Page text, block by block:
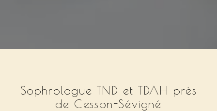
Sophrologue TND et TDAH près
de Cesson-Sévigné